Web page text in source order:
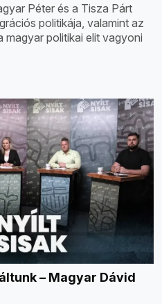
Péter és a Tisza Párt
politikája, valamint az
magyar politikai elit vagyoni
– Magyar Dávid